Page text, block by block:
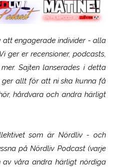
engagerade individer - alla
ger er recensioner, podcasts,
Sajten lanserades i detta
ger allt för att ni ska kunna få
hårdvara och andra härligt
som ärNördliv- och
på Nördliv Podcast (varje
av våra andra härligt nördiga